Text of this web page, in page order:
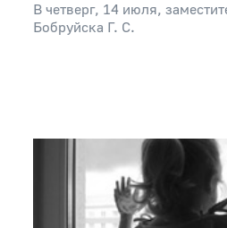
В четверг, 14 июля,
Бобруйска Г. С.